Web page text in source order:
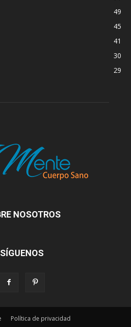
49
45
41
30
29
NOSOTROS
SÍGUENOS
Política de privacidad